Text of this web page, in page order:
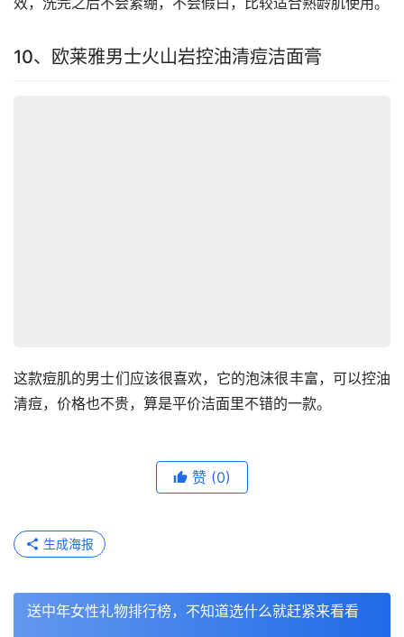
10、欧莱雅男士火山岩控油清痘洁面膏
这款痘肌的男士们应该很喜欢，它的泡沫很丰富，可以控油
清痘，价格也不贵，算是平价洁面里不错的一款。
赞 (0)
生成海报
送中年女性礼物排行榜，不知道选什么就赶紧来看看